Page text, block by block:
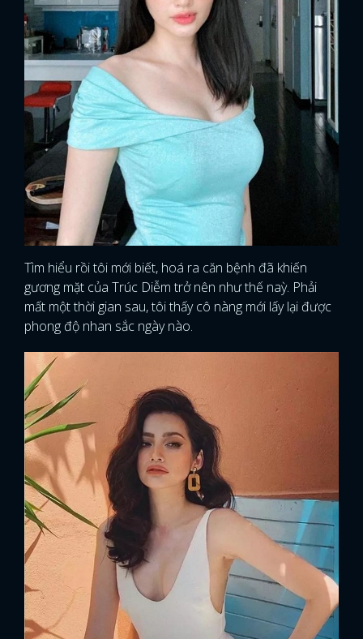
Tìm hiểu rồi tôi mới biết, hoá ra căn bệnh đã khiến
gương mặt của Trúc Diễm trở nên như thế naỳ. Phải
mất một thời gian sau, tôi thấy cô nàng mới lấy lại được
phong độ nhan sắc ngày nào.